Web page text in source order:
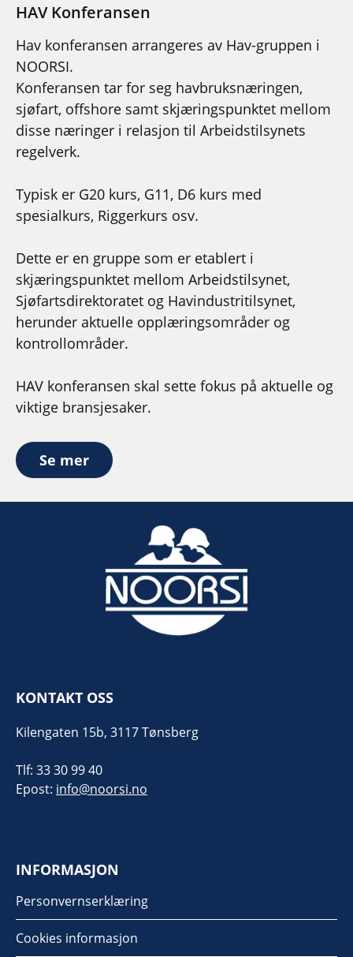
HAV Konferansen
Hav konferansen arrangeres av Hav-gruppen i
NOORSI.
Konferansen tar for seg havbruksnæringen,
sjøfart, offshore samt skjæringspunktet mellom
disse næringer i relasjon til Arbeidstilsynets
regelverk.
Typisk er G20 kurs, G11, D6 kurs med
spesialkurs, Riggerkurs osv.
Dette er en gruppe som er etablert i
skjæringspunktet mellom Arbeidstilsynet,
Sjøfartsdirektoratet og Havindustritilsynet,
herunder aktuelle opplæringsområder og
kontrollområder.
HAV konferansen skal sette fokus på aktuelle og
viktige bransjesaker.
Se mer
KONTAKT OSS
Kilengaten 15b, 3117 Tønsberg
Tlf: 33 30 99 40
Epost: info@noorsi.no
INFORMASJON
Personvernserklæring
Cookies informasjon